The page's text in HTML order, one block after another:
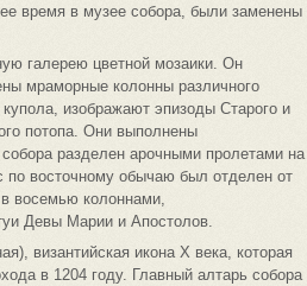
время в музее собора, были заменены
галерею цветной мозаики. Он
мраморные колонны различного
изображают эпизоды Старого и
потопа. Они выполнены
разделен арочными пролетами на
восточному обычаю был отделен от
восемью колоннами,
Девы Марии и Апостолов.
византийская икона Х века, которая
в 1204 году. Главный алтарь собора